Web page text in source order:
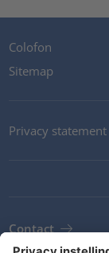
Colofon
Sitemap
Privacy statement
Contact